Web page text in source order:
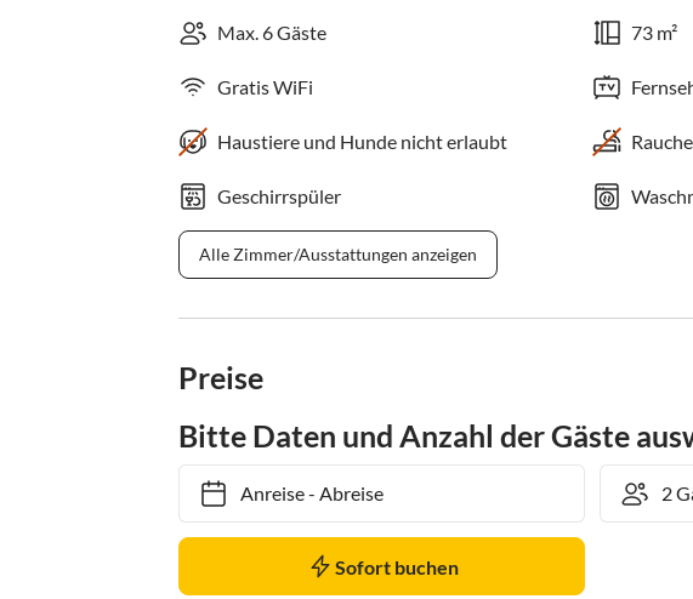
Max. 6 Gäste 73 m²
Gratis WiFi
Haustiere und Hunde nicht erlaubt
Geschirrspüler
Alle Zimmer/Ausstattungen anzeigen
Preise
Bitte Daten und Anzahl der Gäste
Anreise- Abreise
Sofort buchen